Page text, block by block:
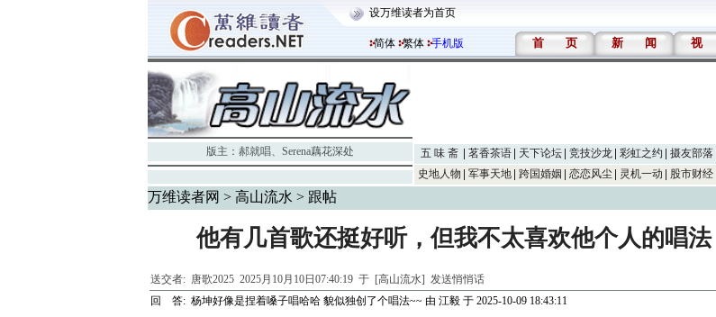
设万维读者为首页
简体 繁体 手机版 首 页 新 闻 视
版主： 郝就唱、 Serena藕花深处 五 味 斋 茗香茶语 天下论坛 竞技沙龙 彩虹之约 摄友部落
史地人物
军事天地 跨国婚姻 恋恋风尘 灵机一动 股市财经
万维读者网 > 高山流水 > 跟帖
他有几首歌还挺好听，但我不太喜欢他个人的唱法
送交者: 唐歌20252025月10月10日07:40:19 于 [高山流水] 发送悄悄话
回 答: 杨坤好像是捏着嗓子唱哈哈 貌似独创了个唱法~~ 由 江毅于 2025-10-09 18:43:11